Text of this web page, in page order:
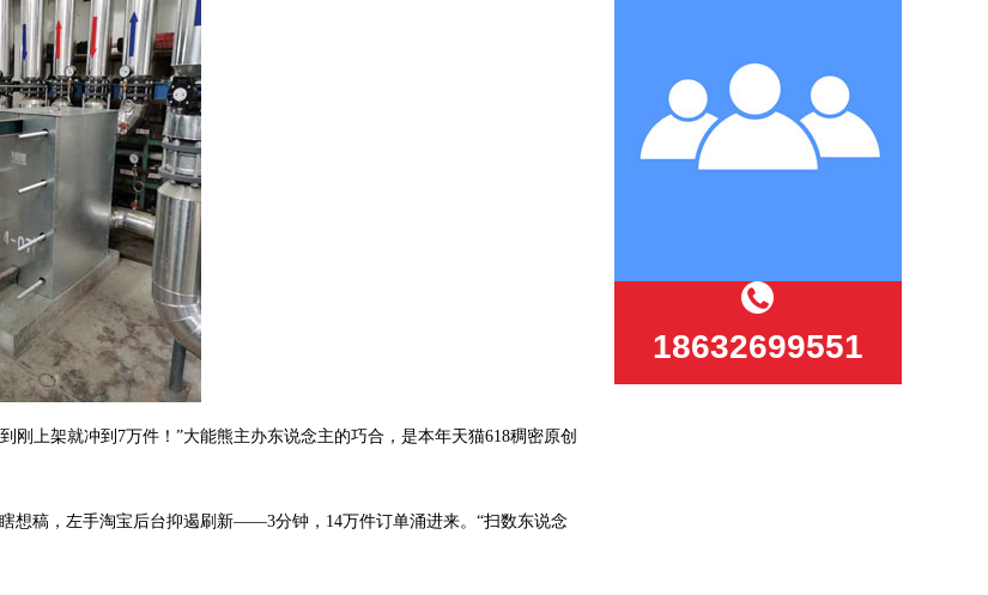
上架就冲到7万件！”大能熊主办东说念主的巧合，是本年天猫618稠密原创
想稿，左手淘宝后台抑遏刷新——3分钟，14万件订单涌进来。“扫数东说念
18632699551